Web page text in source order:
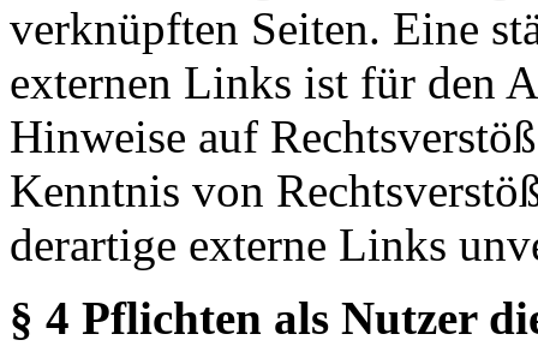
verknüpften Seiten. Eine
externen Links ist für den
Hinweise auf
Kenntnis von
derartige externe Links
§ 4 Pflichten als Nutzer